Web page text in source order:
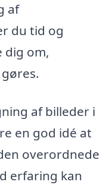
af
du tid og
dig om,
af billeder i
en god idé at
overordnede
erfaring kan